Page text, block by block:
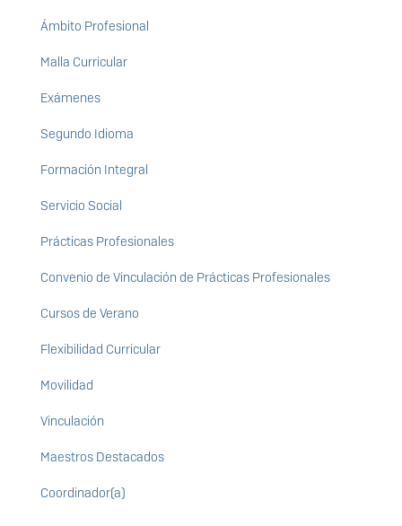
Ámbito Profesional
Malla Curricular
Exámenes
Segundo Idioma
Formación Integral
Servicio Social
Prácticas Profesionales
Convenio de Vinculación de Prácticas Profesionales
Cursos de Verano
Flexibilidad Curricular
Movilidad
Vinculación
Maestros Destacados
Coordinador(a)